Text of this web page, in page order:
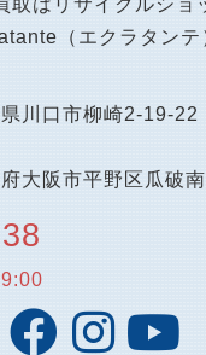
取はリサイクルショ
（エクラタンテ
川口市柳崎2-19-22
大阪市平野区瓜破